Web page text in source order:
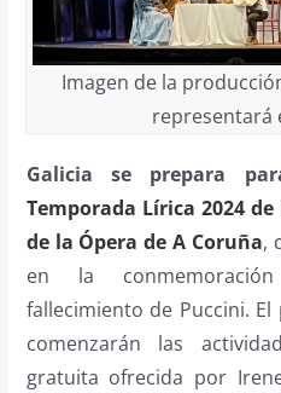
Imagen de la
representará
Galicia se prepara
Temporada Lírica 2024
de la Ópera de A Coruña,
en la
fallecimiento de Puccini.
comenzarán las
gratuita ofrecida por